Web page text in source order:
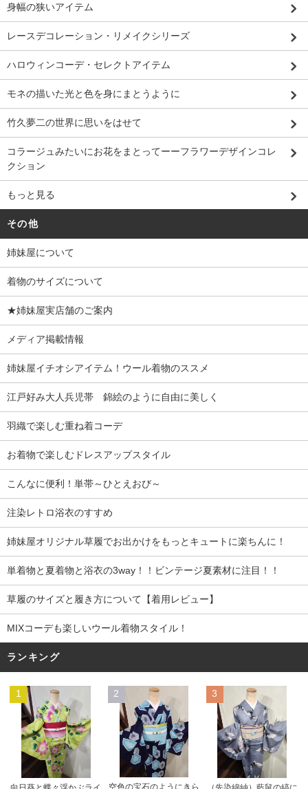
身幅の狭いアイテム
レースデコレーション・リメイクシリーズ
ハロウィンコーデ・セレクトアイテム
モネの描いた光と色を身にまとうように
竹久夢二の世界に思いをはせて
コラージュみたいにお花をまとってーーフラワーデザインコレ
クション
もっと見る
その他
姉妹屋について
着物のサイズについて
★姉妹屋実店舗のご案内
メディア掲載情報
姉妹屋イチオシアイテム！ウール着物のススメ
江戸好み大人兵児帯 錦絵のように自由に美しく
羽織で楽しむ重ね着コーデ
お着物で楽しむドレスアップスタイル
こんなに便利！単帯～ひとえおび～
注染レトロ浴衣のすすめ
姉妹屋オリジナル草履でお出かけをもっとキュートに楽ちんに！
単着物と夏着物と浴衣の3way！！ビンテージ夏素材に注目！！
草履のサイズと履き方について【着用レビュー】
MIXコーデも楽しいウール着物スタイル！
ランキング
1 2 3